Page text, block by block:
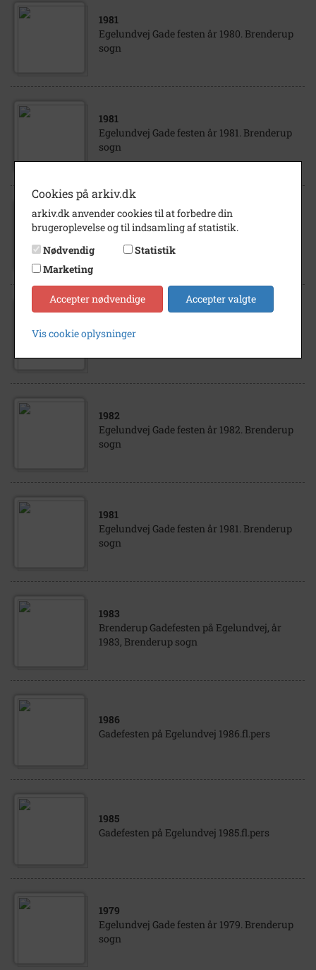
1981
Egelundvej Gade festen år 1980. Brenderup
sogn
1981
Egelundvej Gade festen år 1981. Brenderup
sogn
1983
Gadefesten på Egelundvej 1986.fl.pers
1982
Egelundvej Gade festen år 1982. Brenderup
sogn
1981
Egelundvej Gade festen år 1981. Brenderup
sogn
1983
Brenderup Gadefesten på Egelundvej, år
1983, Brenderup sogn
1986
Gadefesten på Egelundvej 1986.fl.pers
1985
Gadefesten på Egelundvej 1985.fl.pers
1979
Egelundvej Gade festen år 1979. Brenderup
sogn
Cookies på arkiv.dk
arkiv.dk anvender cookies til at forbedre din
brugeroplevelse og til indsamling af statistik.
Nødvendig
Statistik
Marketing
Accepter nødvendige Accepter valgte
Vis cookie oplysninger